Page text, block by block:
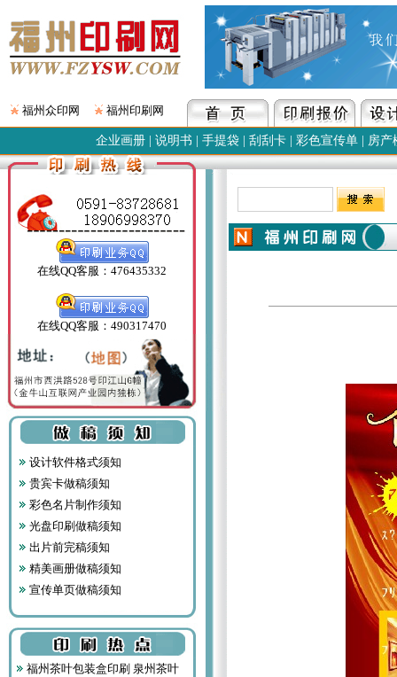
福州众印网 福州印刷网
企业画册| 说明书 手提袋| 刮刮卡| 彩色宣传单| 房产
在线QQ客服：476435332
在线QQ客服：490317470
设计软件格式须知
贵宾卡做稿须知
彩色名片制作须知
光盘印刷做稿须知
出片前完稿须知
精美画册做稿须知
宣传单页做稿须知
福州茶叶包装盒印刷 泉州茶叶